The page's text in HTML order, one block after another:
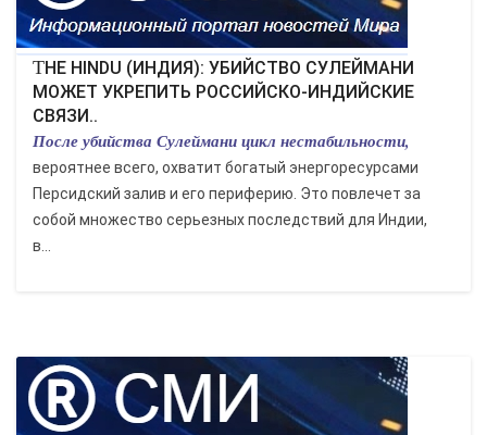
THE HINDU (ИНДИЯ): УБИЙСТВО СУЛЕЙМАНИ
МОЖЕТ УКРЕПИТЬ РОССИЙСКО-ИНДИЙСКИЕ
СВЯЗИ..
После убийства Сулеймани цикл нестабильности,
вероятнее всего, охватит богатый энергоресурсами
Персидский залив и его периферию. Это повлечет за
собой множество серьезных последствий для Индии,
в...